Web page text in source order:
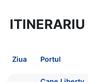
8 zile vacanta de
Plecare pe 15 Noi
ITINERARIU
Ziua Portul